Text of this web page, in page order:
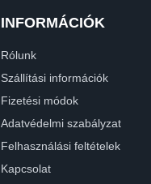
INFORMÁCIÓK
Rólunk
Szállítási információk
Fizetési módok
Adatvédelmi szabályzat
Felhasználási feltételek
Kapcsolat